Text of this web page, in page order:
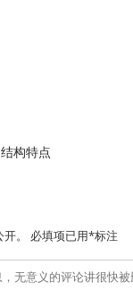
构特点
。 必填项已用*标注